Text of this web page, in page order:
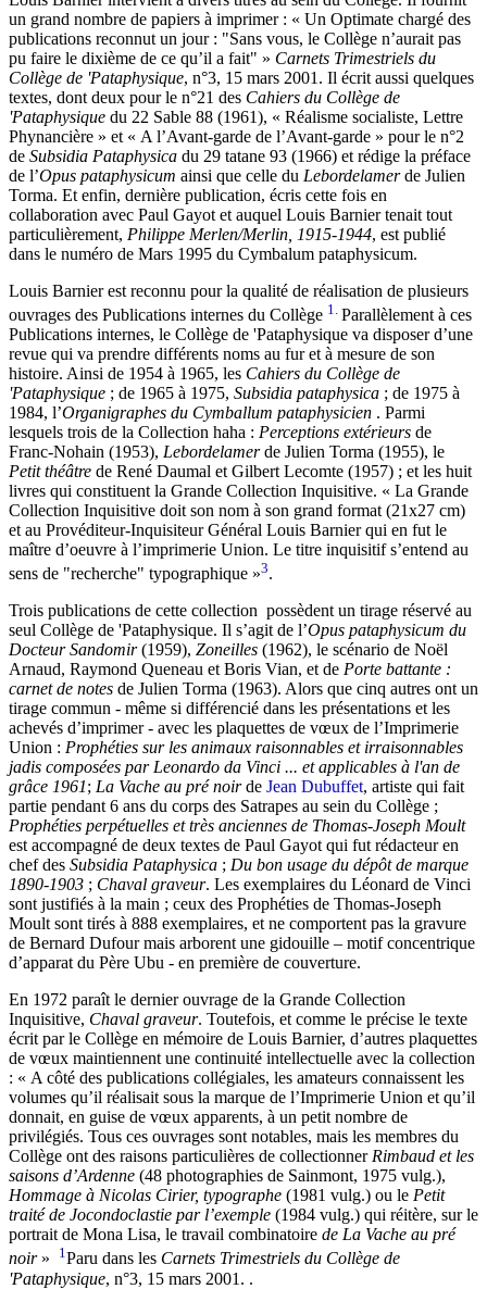
un grand nombre de papiers à imprimer : « Un Optimate chargé des
publications reconnut un jour : "Sans vous, le Collège n’aurait pas
pu faire le dixième de ce qu’il a fait" » Carnets Trimestriels du
Collège de 'Pataphysique, n°3, 15 mars 2001. Il écrit aussi quelques
textes, dont deux pour le n°21 des Cahiers du Collège de
'Pataphysique du 22 Sable 88 (1961), « Réalisme socialiste, Lettre
Phynancière » et « A l’Avant-garde de l’Avant-garde » pour le n°2
de Subsidia Pataphysica du 29 tatane 93 (1966) et rédige la préface
de l’Opus pataphysicum ainsi que celle du Lebordelamerde Julien
Torma. Et enfin, dernière publication, écris cette fois en
collaboration avec Paul Gayot et auquel Louis Barnier tenait tout
particulièrement, Philippe Merlen/Merlin, 1915-1944, est publié
dans le numéro de Mars 1995 du Cymbalum pataphysicum.
Louis Barnier est reconnu pour la qualité de réalisation de plusieurs
ouvrages des Publications internes du Collège 1. Parallèlement à ces
Publications internes, le Collège de 'Pataphysique va disposer d’une
revue qui va prendre différents noms au fur et à mesure de son
histoire. Ainsi de 1954 à 1965, les Cahiers du Collège de
'Pataphysique ; de 1965 à 1975, Subsidia pataphysica ; de 1975 à
1984, l’Organigraphes du Cymballum pataphysicien . Parmi
lesquels trois de la Collection haha : Perceptions extérieurs de
Franc-Nohain (1953), Lebordelamerde Julien Torma (1955), le
Petit théâtre de René Daumal et Gilbert Lecomte (1957) ; et les huit
livres qui constituent la Grande Collection Inquisitive. « La Grande
Collection Inquisitive doit son nom à son grand format (21x27 cm)
et au Provéditeur-Inquisiteur Général Louis Barnier qui en fut le
maître d’oeuvre à l’imprimerie Union. Le titre inquisitif s’entend au
sens de "recherche" typographique »3.
Trois publications de cette collection possèdent un tirage réservé au
seul Collège de 'Pataphysique. Il s’agit de l’Opus pataphysicum du
Docteur Sandomir(1959), Zoneilles (1962), le scénario de Noël
Arnaud, Raymond Queneau et Boris Vian, et de Porte battante :
carnet de notes de Julien Torma (1963). Alors que cinq autres ont un
tirage commun - même si différencié dans les présentations et les
achevés d’imprimer - avec les plaquettes de vœux de l’Imprimerie
Union : Prophéties sur les animaux raisonnables et irraisonnables
jadis composées par Leonardo da Vinci ... et applicables à l'an de
grâce 1961; La Vache au pré noirde Jean Dubuffet, artiste qui fait
partie pendant 6 ans du corps des Satrapes au sein du Collège ;
Prophéties perpétuelles et très anciennes de Thomas-Joseph Moult
est accompagné de deux textes de Paul Gayot qui fut rédacteur en
chef des Subsidia Pataphysica ; Du bon usage du dépôt de marque
1890-1903 ; Chaval graveur. Les exemplaires du Léonard de Vinci
sont justifiés à la main ; ceux des Prophéties de Thomas-Joseph
Moult sont tirés à 888 exemplaires, et ne comportent pas la gravure
de Bernard Dufour mais arborent une gidouille – motif concentrique
d’apparat du Père Ubu - en première de couverture.
En 1972 paraît le dernier ouvrage de la Grande Collection
Inquisitive, Chaval graveur. Toutefois, et comme le précise le texte
écrit par le Collège en mémoire de Louis Barnier, d’autres plaquettes
de vœux maintiennent une continuité intellectuelle avec la collection
: « A côté des publications collégiales, les amateurs connaissent les
volumes qu’il réalisait sous la marque de l’Imprimerie Union et qu’il
donnait, en guise de vœux apparents, à un petit nombre de
privilégiés. Tous ces ouvrages sont notables, mais les membres du
Collège ont des raisons particulières de collectionner Rimbaud et les
saisons d’Ardenne (48 photographies de Sainmont, 1975 vulg.),
Hommage à Nicolas Cirier, typographe (1981 vulg.) ou le Petit
traité de Jocondoclastie par l’exemple (1984 vulg.) qui réitère, sur le
portrait de Mona Lisa, le travail combinatoire de La Vache au pré
noir» 1Paru dans les Carnets Trimestriels du Collège de
'Pataphysique, n°3, 15 mars 2001. .